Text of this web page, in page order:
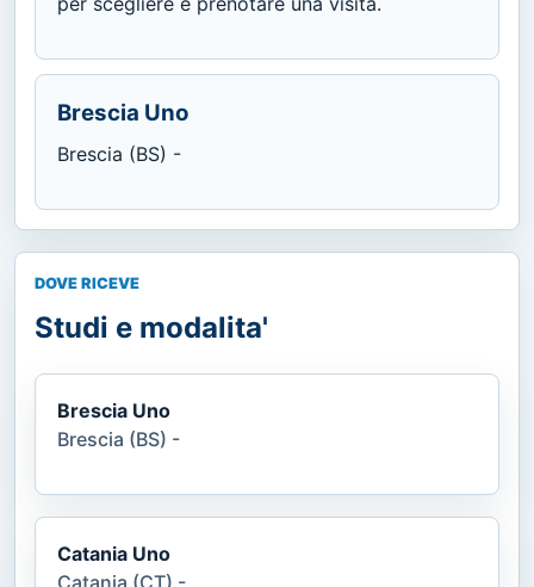
Brescia Uno
Brescia (BS) -
DOVE RICEVE
Studi e modalita'
Brescia Uno
Brescia (BS) -
Catania Uno
Catania (CT) -